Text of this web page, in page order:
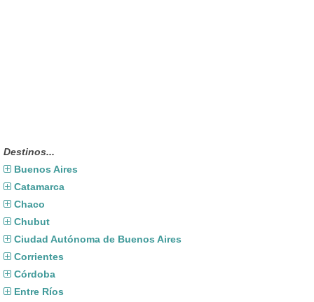
Destinos...
Buenos Aires
Catamarca
Chaco
Chubut
Ciudad Autónoma de Buenos Aires
Corrientes
Córdoba
Entre Ríos